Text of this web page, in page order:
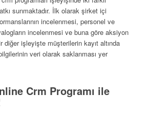
sunmaktadır. İlk olarak şirket içi
incelenmesi, personel ve
incelenmesi ve buna göre aksiyon
diğer işleyişte müşterilerin kayıt altında
veri olarak saklanması yer
Crm Programı ile